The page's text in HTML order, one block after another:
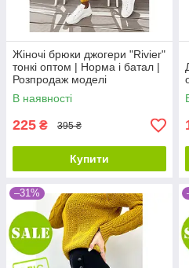
Жіночі брюки джогери "Rivier"
тонкі оптом | Норма і батал |
Розпродаж моделі
В наявності
225 ₴ 395 ₴
Купити
–31%